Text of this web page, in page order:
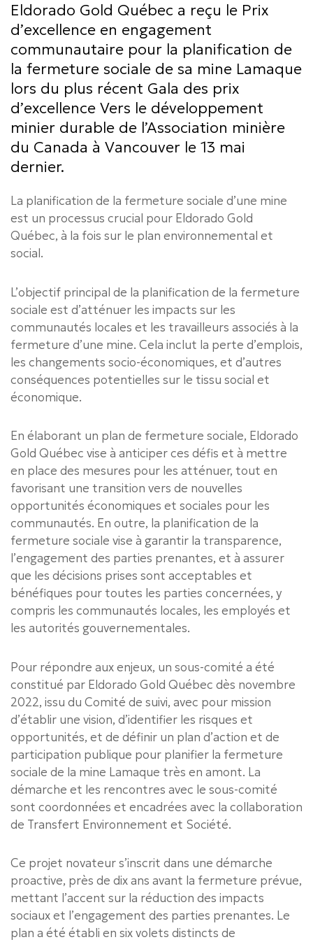
Eldorado Gold Québec a reçu le Prix
d’excellence en engagement
communautaire pour la planification de
la fermeture sociale de sa mine Lamaque
lors du plus récent Gala des prix
d’excellence Vers le développement
minier durable de l’Association minière
du Canada à Vancouver le 13 mai
dernier.
La planification de la fermeture sociale d’une mine
est un processus crucial pour Eldorado Gold
Québec, à la fois sur le plan environnemental et
social.
L’objectif principal de la planification de la fermeture
sociale est d’atténuer les impacts sur les
communautés locales et les travailleurs associés à la
fermeture d’une mine. Cela inclut la perte d’emplois,
les changements socio-économiques, et d’autres
conséquences potentielles sur le tissu social et
économique.
En élaborant un plan de fermeture sociale, Eldorado
Gold Québec vise à anticiper ces défis et à mettre
en place des mesures pour les atténuer, tout en
favorisant une transition vers de nouvelles
opportunités économiques et sociales pour les
communautés. En outre, la planification de la
fermeture sociale vise à garantir la transparence,
l’engagement des parties prenantes, et à assurer
que les décisions prises sont acceptables et
bénéfiques pour toutes les parties concernées, y
compris les communautés locales, les employés et
les autorités gouvernementales.
Pour répondre aux enjeux, un sous-comité a été
constitué par Eldorado Gold Québec dès novembre
2022, issu du Comité de suivi, avec pour mission
d’établir une vision, d’identifier les risques et
opportunités, et de définir un plan d’action et de
participation publique pour planifier la fermeture
sociale de la mine Lamaque très en amont. La
démarche et les rencontres avec le sous-comité
sont coordonnées et encadrées avec la collaboration
de Transfert Environnement et Société.
Ce projet novateur s’inscrit dans une démarche
proactive, près de dix ans avant la fermeture prévue,
mettant l’accent sur la réduction des impacts
sociaux et l’engagement des parties prenantes. Le
plan a été établi en six volets distincts de